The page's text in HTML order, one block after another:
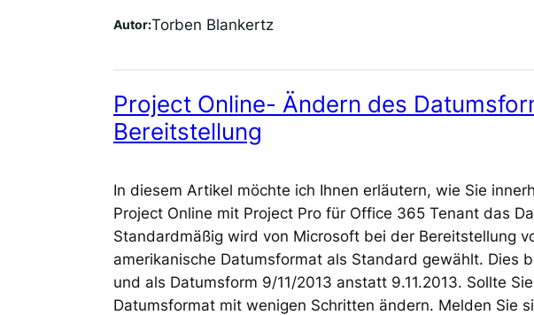
Autor:Torben Blankertz
Project Online- Ändern des
Bereitstellung
In diesem Artikel möchte ich Ihnen erläutern, wie Sie
Project Online mit Project Pro für Office 365 Tenant das
Standardmäßig wird von Microsoft bei der Bereitstellung
amerikanische Datumsformat als Standard gewählt. Dies
und als Datumsform 9/11/2013 anstatt 9.11.2013. Sollte
Datumsformat mit wenigen Schritten ändern. Melden Sie